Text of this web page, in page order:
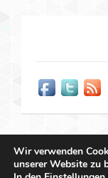
Wir verwenden
unserer Website zu